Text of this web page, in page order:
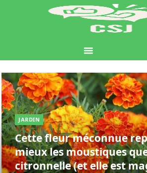
JARDIN
Cette fleur méconnue
mieux les moustiques
citronnelle (et elle est